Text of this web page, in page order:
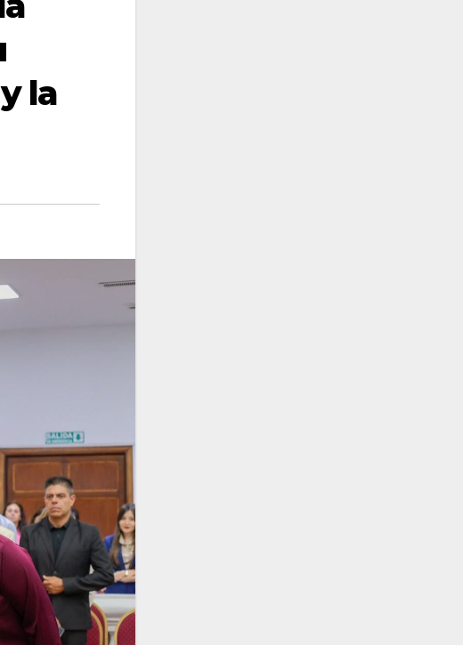
la